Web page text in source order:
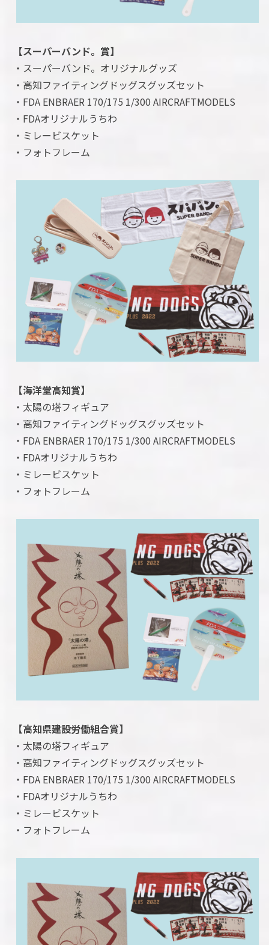
【スーパーバンド。賞】
・スーパーバンド。オリジナルグッズ
・高知ファイティングドッグスグッズセット
・FDA ENBRAER 170/175 1/300 AIRCRAFTMODELS
・FDAオリジナルうちわ
・ミレービスケット
・フォトフレーム
【海洋堂高知賞】
・太陽の塔フィギュア
・高知ファイティングドッグスグッズセット
・FDA ENBRAER 170/175 1/300 AIRCRAFTMODELS
・FDAオリジナルうちわ
・ミレービスケット
・フォトフレーム
【高知県建設労働組合賞】
・太陽の塔フィギュア
・高知ファイティングドッグスグッズセット
・FDA ENBRAER 170/175 1/300 AIRCRAFTMODELS
・FDAオリジナルうちわ
・ミレービスケット
・フォトフレーム